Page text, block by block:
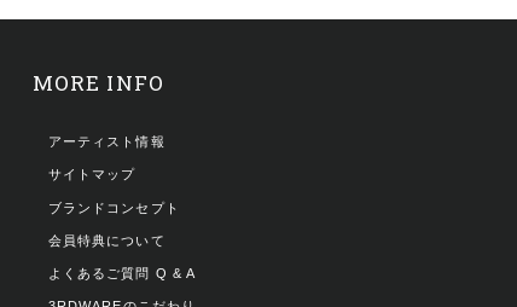
MORE INFO
アーティスト情報
サイトマップ
ブランドコンセプト
会員特典について
よくあるご質問 Q & A